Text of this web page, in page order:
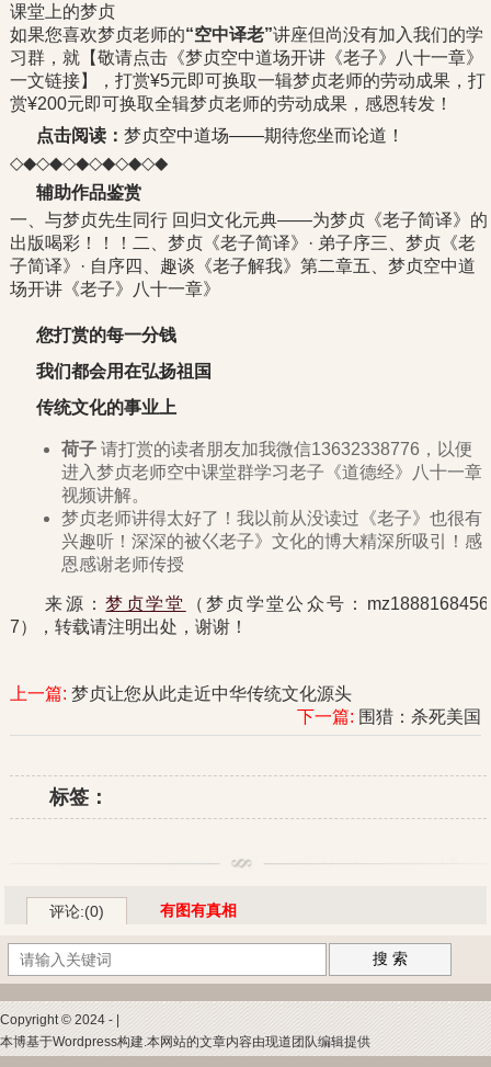
课堂上的梦贞
如果您喜欢梦贞老师的“空中译老”讲座但尚没有加入我们的学
习群，就【敬请点击《梦贞空中道场开讲《老子》八十一章》
一文链接】，打赏¥5元即可换取一辑梦贞老师的劳动成果，打
赏¥200元即可换取全辑梦贞老师的劳动成果，感恩转发！
点击阅读：梦贞空中道场——期待您坐而论道！
◇◆◇◆◇◆◇◆◇◆◇◆
辅助作品鉴赏
一、与梦贞先生同行 回归文化元典——为梦贞《老子简译》的
出版喝彩！！！二、梦贞《老子简译》· 弟子序三、梦贞《老
子简译》· 自序四、趣谈《老子解我》第二章五、梦贞空中道
场开讲《老子》八十一章》
您打赏的每一分钱
我们都会用在弘扬祖国
传统文化的事业上
荷子请打赏的读者朋友加我微信13632338776，以便
进入梦贞老师空中课堂群学习老子《道德经》八十一章
视频讲解。
梦贞老师讲得太好了！我以前从没读过《老子》也很有
兴趣听！深深的被巜老子》文化的博大精深所吸引！感
恩感谢老师传授
来源：梦贞学堂
（梦贞学堂公众号：mz1888168456
7），转载请注明出处，谢谢！
上一篇:梦贞让您从此走近中华传统文化源头
下一篇: 围猎：杀死美国
标签：
评论:(0) 有图有真相
搜 索
Copyright © 2024 - |
本博基于Wordpress构建.本网站的文章内容由现道团队编辑提供